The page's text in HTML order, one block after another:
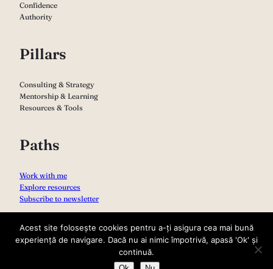
Confidence
Authority
Pillars
Consulting & Strategy
Mentorship & Learning
Resources & Tools
Paths
Work with me
Explore resources
Subscribe to newsletter
Acest site folosește cookies pentru a-ți asigura cea mai bună
experiență de navigare. Dacă nu ai nimic împotrivă, apasă 'Ok' și
continuă.